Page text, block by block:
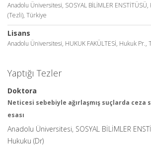
Anadolu Üniversitesi, SOSYAL BİLİMLER
(Tezli), Türkiye
Lisans
Anadolu Üniversitesi, HUKUK FAKÜLTESİ, Hukuk Pr.,
Yaptığı Tezler
Doktora
Neticesi sebebiyle ağırlaşmış suçlarda ceza
esası
Anadolu Üniversitesi, SOSYAL BİLİMLER
Hukuku (Dr)